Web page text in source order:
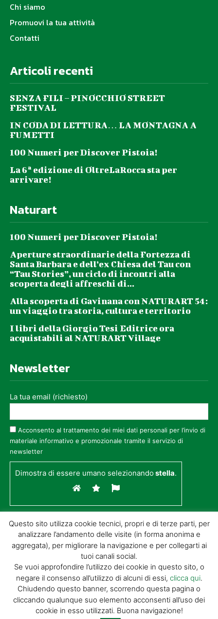
Chi siamo
Promuovi la tua attività
Contatti
Articoli recenti
SENZA FILI – PINOCCHIO STREET
FESTIVAL
IN CODA DI LETTURA… LA MONTAGNA A
FUMETTI
100 Numeri per Discover Pistoia!
La 6ª edizione di OltreLaRocca sta per
arrivare!
Naturart
100 Numeri per Discover Pistoia!
Aperture straordinarie della Fortezza di
Santa Barbara e dell’ex Chiesa del Tau con
“Tau Stories”, un ciclo di incontri alla
scoperta degli affreschi di...
Alla scoperta di Gavinana con NATURART 54:
un viaggio tra storia, cultura e territorio
I libri della Giorgio Tesi Editrice ora
acquistabili al NATURART Village
Newsletter
La tua email (richiesto)
Acconsento al trattamento dei miei dati personali per l’invio di
materiale informativo e promozionale tramite il servizio di
newsletter
Dimostra di essere umano selezionandostella.
© GIORGIO TESI EDITRICE S.R.L. | P.IVA
01732650476 | VIA DI BADIA 14 – 51100 LOC.
BOTTEGONE (PISTOIA) |POWERED BY
ALLYMIND
Questo sito utilizza cookie tecnici, propri e di terze parti, per
analizzare l’andamento delle visite (in forma anonima e
aggregata), per migliorare la navigazione e per collegarti ai
tuoi canali social.
Se vuoi approfondire l’utilizzo dei cookie in questo sito, o
negare il consenso all’utilizzo di alcuni di essi, clicca qui.
Chiudendo questo banner, scorrendo questa pagina o
cliccando qualunque suo elemento acconsenti all’uso dei
cookie in esso utilizzati. Buona navigazione!